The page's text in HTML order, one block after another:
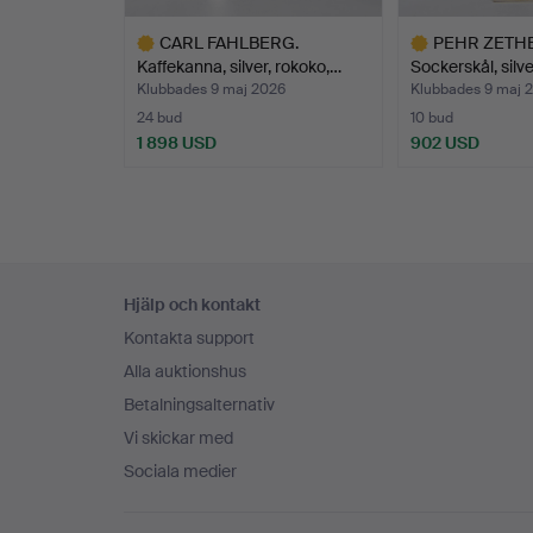
CARL FAHLBERG.
Kaffekanna, silver, rokoko,…
Klubbades 9 maj 2026
24 bud
1 898 USD
PEHR
Sockerskål,
Klubbades 9 maj
10 bud
902 USD
Hjälp och kontakt
Kontakta support
Alla auktionshus
Betalningsalternativ
Vi skickar med
Sociala medier